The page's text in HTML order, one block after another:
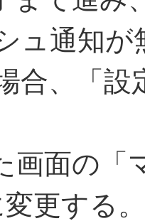
ュ通知
合、「
画面の「
更する。